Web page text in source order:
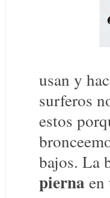
usan y
surferos
estos
bajos. La
pierna en